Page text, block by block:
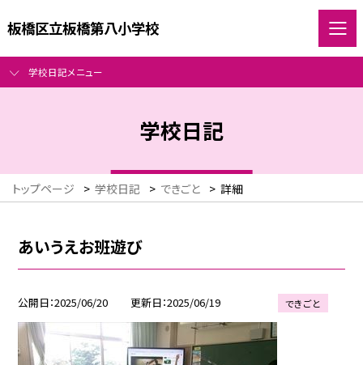
板橋区立板橋第八小学校
学校日記メニュー
学校日記
トップページ > 学校日記 > できごと > 詳細
あいうえお班遊び
公開日 2025/06/20 更新日 2025/06/19 できごと